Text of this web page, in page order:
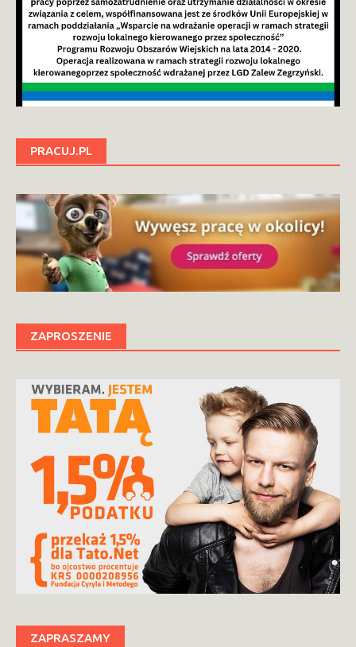
PRACUJ.PL
ZAPROSZENIE
ZAPRASZAMY